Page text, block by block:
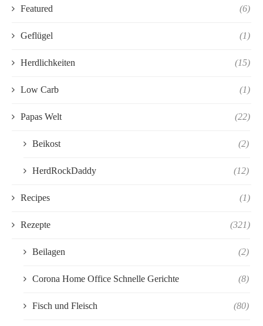
Featured (6)
Geflügel (1)
Herdlichkeiten (15)
Low Carb (1)
Papas Welt (22)
Beikost (2)
HerdRockDaddy (12)
Recipes (1)
Rezepte (321)
Beilagen (2)
Corona Home Office Schnelle Gerichte (8)
Fisch und Fleisch (80)